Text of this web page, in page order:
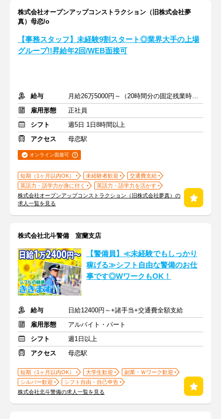
株式会社オープンアップコンストラクション（旧株式会社夢
真）母恋/o
【事務スタッフ】未経験9割スタート◎業界大手の上場
グループ!!昇給年2回/WEB面接可
給与
月給26万5000円～（20時間分の固定残業時間代を含む）
雇用形態
正社員
シフト
週5日 1日8時間以上
アクセス
母恋駅
オンライン面接可
短期（1ヶ月以内OK） 未経験者歓迎
交通費支給
英語力・語学力が身に付く
英語力・語学力を活かす
株式会社オープンアップコンストラクション（旧株式会社夢真）の
求人一覧を見る
株式会社北斗警備 室蘭支店
【警備員】≪未経験でもしっかり
稼げる≫シフト自由な警備のお仕
事です◎WワークもOK！
給与
日給12400円～+諸手当+交通費全額支給
雇用形態
アルバイト・パート
シフト
週1日以上
アクセス
母恋駅
短期（1ヶ月以内OK） 大学生歓迎
副業・Ｗワーク歓迎
シルバー歓迎
シフト自由・自己申告
株式会社北斗警備の求人一覧を見る